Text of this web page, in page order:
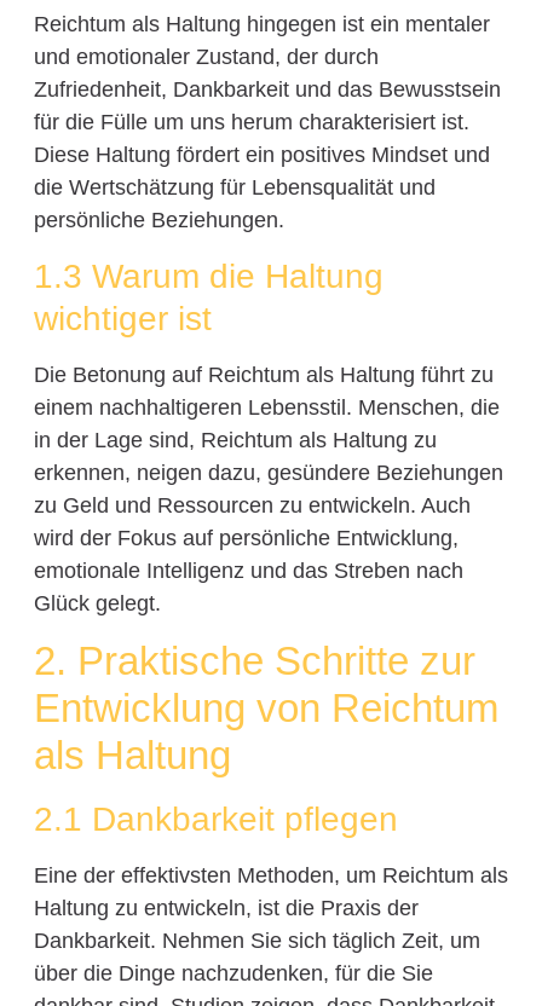
Reichtum als Haltung hingegen ist ein mentaler
und emotionaler Zustand, der durch
Zufriedenheit, Dankbarkeit und das Bewusstsein
für die Fülle um uns herum charakterisiert ist.
Diese Haltung fördert ein positives Mindset und
die Wertschätzung für Lebensqualität und
persönliche Beziehungen.
1.3 Warum die Haltung
wichtiger ist
Die Betonung auf Reichtum als Haltung führt zu
einem nachhaltigeren Lebensstil. Menschen, die
in der Lage sind, Reichtum als Haltung zu
erkennen, neigen dazu, gesündere Beziehungen
zu Geld und Ressourcen zu entwickeln. Auch
wird der Fokus auf persönliche Entwicklung,
emotionale Intelligenz und das Streben nach
Glück gelegt.
2. Praktische Schritte zur
Entwicklung von Reichtum
als Haltung
2.1 Dankbarkeit pflegen
Eine der effektivsten Methoden, um Reichtum als
Haltung zu entwickeln, ist die Praxis der
Dankbarkeit. Nehmen Sie sich täglich Zeit, um
über die Dinge nachzudenken, für die Sie